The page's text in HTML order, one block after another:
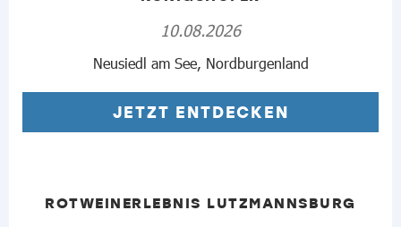
10.08.2026
Neusiedl am See, Nordburgenland
JETZT ENTDECKEN
ROTWEINERLEBNIS LUTZMANNSBURG